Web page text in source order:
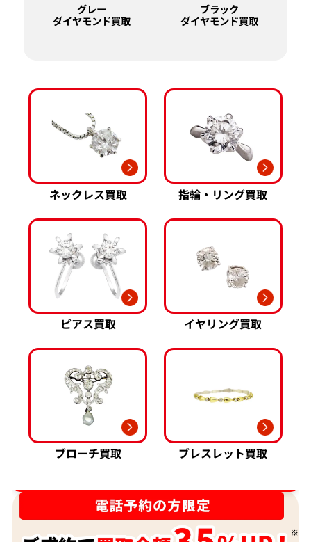
グレー
ダイヤモンド買取
ブラック
ダイヤモンド買取
ネックレス買取 指輪・リング買取
ピアス買取 イヤリング買取
ブローチ買取
ブレスレット買取